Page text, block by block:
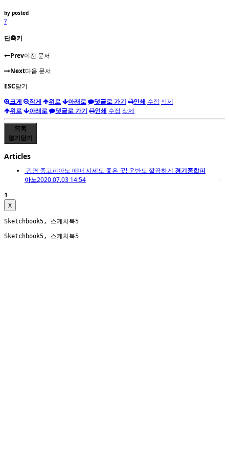
by posted
?
단축키
Prev이전 문서
Next다음 문서
ESC닫기
크게
작게 위로 아래로 댓글로 가기 인쇄 수정 삭제
위로
아래로 댓글로 가기 인쇄 수정 삭제
목록
열기닫기
Articles
광명 중고피아노 매매 시세도 좋은 곳! 운반도 깔끔하게 경기종합피
아노2020.07.03 14:54
1
X
Sketchbook5, 스케치북5
Sketchbook5, 스케치북5